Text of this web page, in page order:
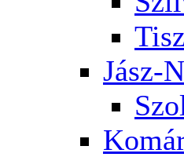
Jász-